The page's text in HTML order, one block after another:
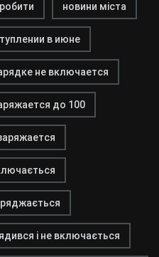
новини міста
в июне
не включается
до 100
і не включається